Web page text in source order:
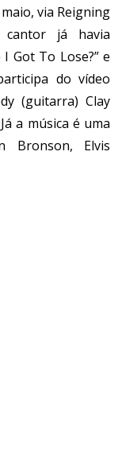
via Reigning
cantor já havia
Got To Lose?” e
do vídeo
(guitarra) Clay
a música é uma
Bronson, Elvis